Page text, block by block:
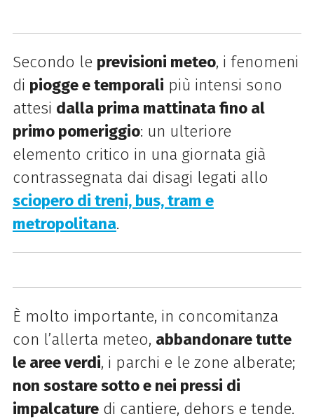
Secondo le previsioni meteo, i fenomeni
di piogge e temporali più intensi sono
attesi dalla prima mattinata fino al
primo pomeriggio: un ulteriore
elemento critico in una giornata già
contrassegnata dai disagi legati allo
sciopero di treni, bus, tram e
metropolitana.
È molto importante, in concomitanza
con l’allerta meteo, abbandonare tutte
le aree verdi, i parchi e le zone alberate;
non sostare sotto e nei pressi di
impalcaturedi cantiere, dehors e tende.